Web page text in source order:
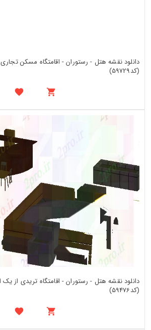
(کد59729)
دانلود نقشه هتل - رستوران - اقامتگاه تریدی از
(کد59476)